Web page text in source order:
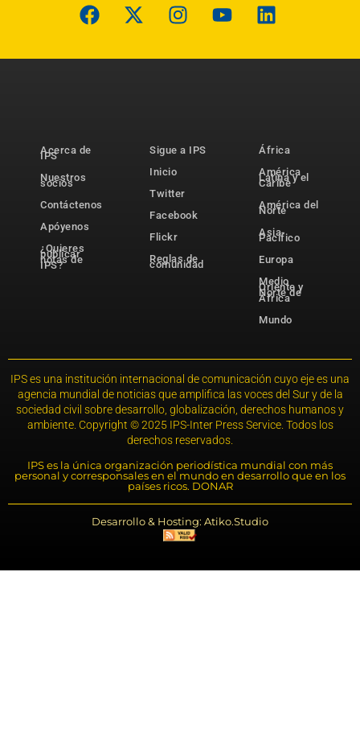
Acerca de
IPS
Nuestros
socios
Contáctenos
Apóyenos
¿Quieres
publicar
notas de
IPS?
Sigue a IPS
Inicio
Twitter
Facebook
Flickr
Reglas de
comunidad
África
América
Latina y el
Caribe
América del
Norte
Asia-
Pacífico
Europa
Medio
Oriente y
Norte de
África
Mundo
IPS es una institución internacional de comunicación cuyo eje es una
agencia mundial de noticias que amplifica las voces del Sur y de la
sociedad civil sobre desarrollo, globalización, derechos humanos y
ambiente. Copyright © 2025 IPS-Inter Press Service. Todos los
derechos reservados.
IPS es la única organización periodística mundial con más
personal y corresponsales en el mundo en desarrollo que en los
países ricos. DONAR
Desarrollo & Hosting: Atiko.Studio